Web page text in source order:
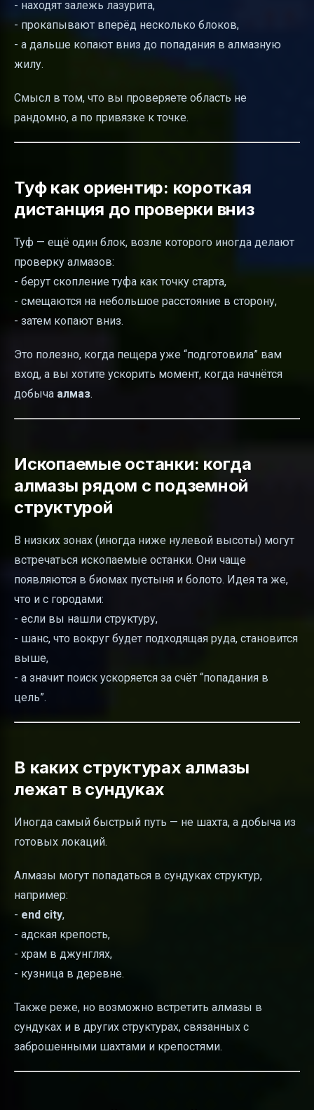
- находят залежь лазурита,
- прокапывают вперёд несколько блоков,
- а дальше копают вниз до попадания в алмазную
жилу.
Смысл в том, что вы проверяете область не
рандомно, а по привязке к точке.
Туф как ориентир: короткая
дистанция до проверки вниз
Туф — ещё один блок, возле которого иногда делают
проверку алмазов:
- берут скопление туфа как точку старта,
- смещаются на небольшое расстояние в сторону,
- затем копают вниз.
Это полезно, когда пещера уже “подготовила” вам
вход, а вы хотите ускорить момент, когда начнётся
добыча алмаз.
Ископаемые останки: когда
алмазы рядом с подземной
структурой
В низких зонах (иногда ниже нулевой высоты) могут
встречаться ископаемые останки. Они чаще
появляются в биомах пустыня и болото. Идея та же,
что и с городами:
- если вы нашли структуру,
- шанс, что вокруг будет подходящая руда, становится
выше,
- а значит поиск ускоряется за счёт “попадания в
цель”.
В каких структурах алмазы
лежат в сундуках
Иногда самый быстрый путь — не шахта, а добыча из
готовых локаций.
Алмазы могут попадаться в сундуках структур,
например:
- end city,
- адская крепость,
- храм в джунглях,
- кузница в деревне.
Также реже, но возможно встретить алмазы в
сундуках и в других структурах, связанных с
заброшенными шахтами и крепостями.